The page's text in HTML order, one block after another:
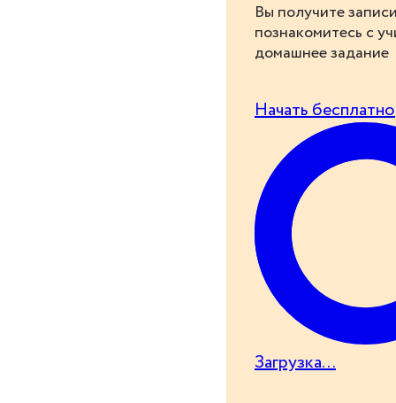
Вы получите
познакомитесь с
домашнее задание
Начать бесплатно
Загрузка...